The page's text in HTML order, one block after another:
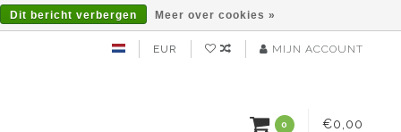
EUR MIJN ACCOUNT
0 €0,00
Dit bericht verbergen Meer over cookies »